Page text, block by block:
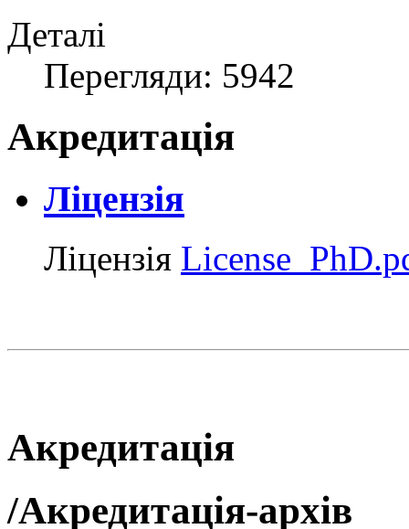
Деталі
Перегляди: 5942
Акредитація
Ліцензія
Ліцензія
Акредитація
/Акредитація-архів